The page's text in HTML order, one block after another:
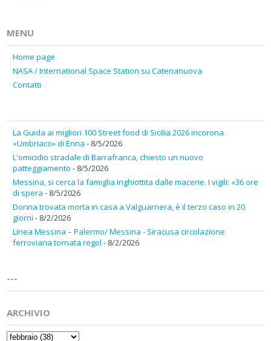
MENU
Home page
NASA / International Space Station su Catenanuova
Contatti
La Guida ai migliori 100 Street food di Sicilia 2026 incorona
«Umbriaco» di Enna - 8/5/2026
L'omicidio stradale di Barrafranca, chiesto un nuovo
patteggiamento - 8/5/2026
Messina, si cerca la famiglia inghiottita dalle macerie. I vigili: «36 ore
di spera - 8/5/2026
Donna trovata morta in casa a Valguarnera, è il terzo caso in 20
giorni - 8/2/2026
Linea Messina – Palermo/ Messina - Siracusa circolazione
ferroviaria tornata regol - 8/2/2026
---
ARCHIVIO